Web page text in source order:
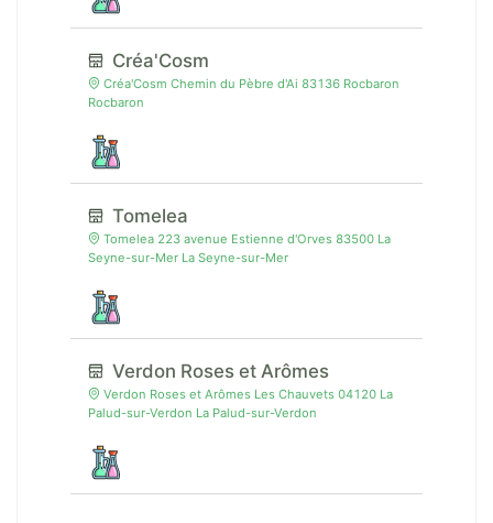
Créa'Cosm
Créa'Cosm Chemin du Pèbre d'Ai 83136 Rocbaron
Rocbaron
Tomelea
Tomelea 223 avenue Estienne d'Orves 83500 La
Seyne-sur-Mer La Seyne-sur-Mer
Verdon Roses et Arômes
Verdon Roses et Arômes Les Chauvets 04120 La
Palud-sur-Verdon La Palud-sur-Verdon